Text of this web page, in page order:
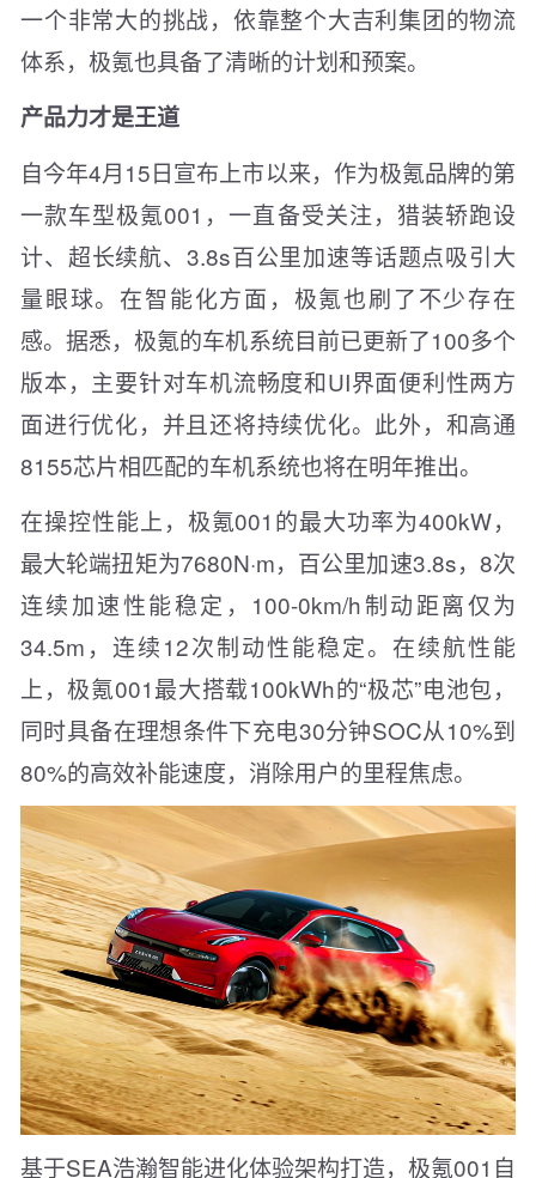
一个非常大的挑战，依靠整个大吉利集团的物流
体系，极氪也具备了清晰的计划和预案。
产品力才是王道
自今年4月15日宣布上市以来，作为极氪品牌的第
一款车型极氪001，一直备受关注，猎装轿跑设
计、超长续航、3.8s百公里加速等话题点吸引大
量眼球。在智能化方面，极氪也刷了不少存在
感。据悉，极氪的车机系统目前已更新了100多个
版本，主要针对车机流畅度和UI界面便利性两方
面进行优化，并且还将持续优化。此外，和高通
8155芯片相匹配的车机系统也将在明年推出。
在操控性能上，极氪001的最大功率为400kW，
最大轮端扭矩为7680N·m，百公里加速3.8s，8次
连续加速性能稳定，100-0km/h制动距离仅为
34.5m，连续12次制动性能稳定。在续航性能
上，极氪001最大搭载100kWh的“极芯”电池包，
同时具备在理想条件下充电30分钟SOC从10%到
80%的高效补能速度，消除用户的里程焦虑。
基于SEA浩瀚智能进化体验架构打造，极氪001自